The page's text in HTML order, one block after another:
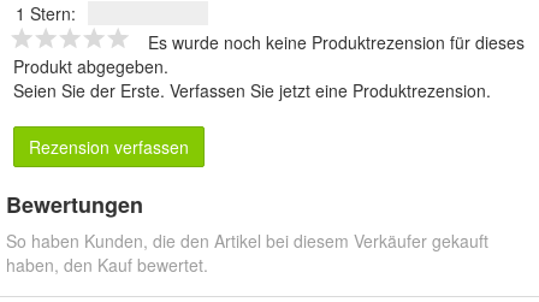
1 Stern:
Es wurde noch keine Produktrezension für dieses
Produkt abgegeben.
Seien Sie der Erste. Verfassen Sie jetzt eine Produktrezension.
Rezension verfassen
Bewertungen
So haben Kunden, die den Artikel bei diesem Verkäufer gekauft
haben, den Kauf bewertet.